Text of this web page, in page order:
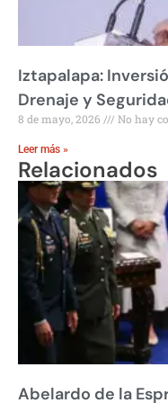
Iztapalapa:
Drenaje y
8 de mayo, 2026 No hay
Leer más »
Relacionados
Abelardo de la